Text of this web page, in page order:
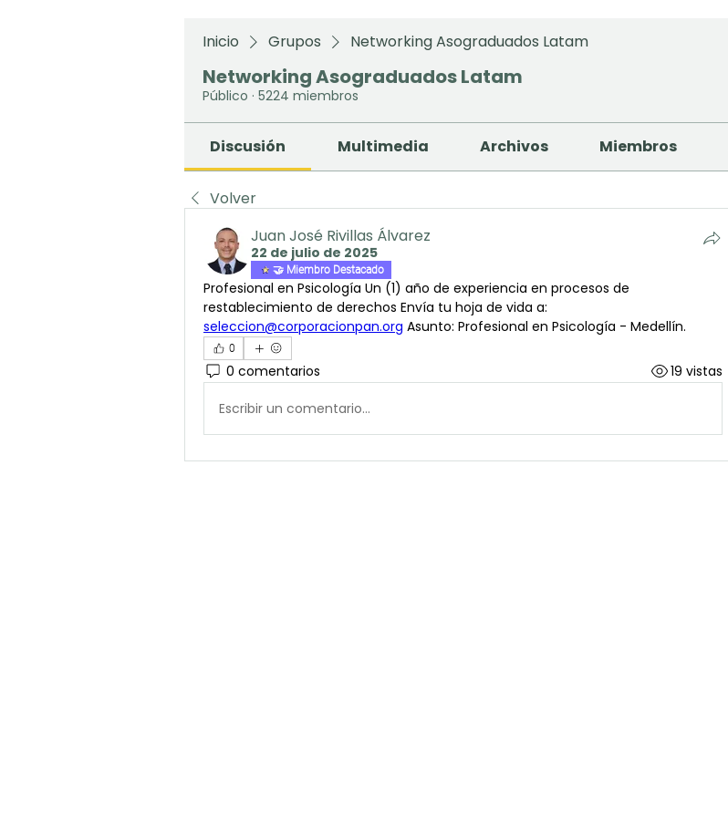
Inicio Grupos Networking Asograduados Latam
Networking Asograduados Latam
Público · 5224 miembros
Discusión Multimedia Archivos Miembros
Volver
Juan José Rivillas Álvarez
22 de julio de 2025
🤝 Miembro Destacado
Profesional en Psicología Un (1) año de experiencia en procesos de
seleccion@corporacionpan.org Asunto: Profesional en Psicología - Medellín.
0
0 comentarios 19 vistas
Escribir un comentario...